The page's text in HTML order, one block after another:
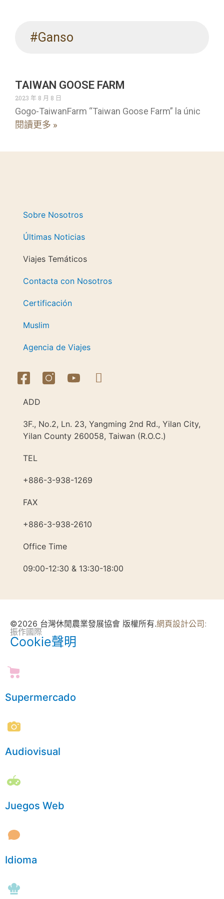
#Ganso
TAIWAN GOOSE FARM
2023 年 8 月 8 日
Gogo-TaiwanFarm “Taiwan Goose Farm” la únic
閱讀更多 »
Sobre Nosotros
Últimas Noticias
Viajes Temáticos
Contacta con Nosotros
Certificación
Muslim
Agencia de Viajes
ADD
3F., No.2, Ln. 23, Yangming 2nd Rd., Yilan City,
Yilan County 260058, Taiwan (R.O.C.)
TEL
+886-3-938-1269​
FAX
+886-3-938-2610
Office Time
09:00-12:30 & 13:30-18:00
©2026 台灣休閒農業發展協會 版權所有.網頁設計公司:
振作國際
Cookie聲明
Supermercado
Audiovisual
Juegos Web
Idioma